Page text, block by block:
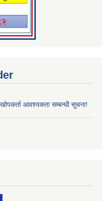
खोपकर्ता आवश्यकता सम्बन्धी सूचना!